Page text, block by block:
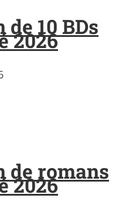
10 BDs
2026
de romans
2026